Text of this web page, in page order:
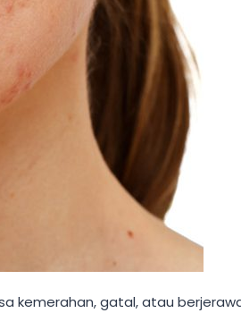
kemerahan, gatal, atau